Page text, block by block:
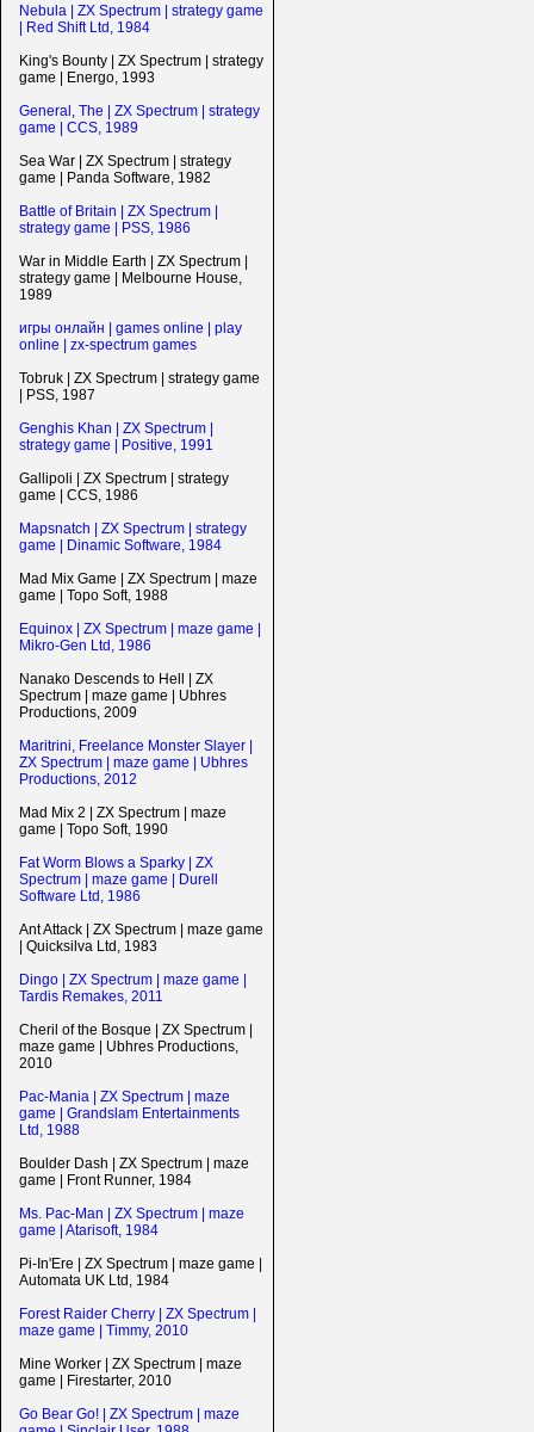
Nebula | ZX Spectrum | strategy game
| Red Shift Ltd, 1984
King's Bounty | ZX Spectrum | strategy
game | Energo, 1993
General, The | ZX Spectrum | strategy
game | CCS, 1989
Sea War | ZX Spectrum | strategy
game | Panda Software, 1982
Battle of Britain | ZX Spectrum |
strategy game | PSS, 1986
War in Middle Earth | ZX Spectrum |
strategy game | Melbourne House,
1989
игры онлайн | games online | play
online | zx-spectrum games
Tobruk | ZX Spectrum | strategy game
| PSS, 1987
Genghis Khan | ZX Spectrum |
strategy game | Positive, 1991
Gallipoli | ZX Spectrum | strategy
game | CCS, 1986
Mapsnatch | ZX Spectrum | strategy
game | Dinamic Software, 1984
Mad Mix Game | ZX Spectrum | maze
game | Topo Soft, 1988
Equinox | ZX Spectrum | maze game |
Mikro-Gen Ltd, 1986
Nanako Descends to Hell | ZX
Spectrum | maze game | Ubhres
Productions, 2009
Maritrini, Freelance Monster Slayer |
ZX Spectrum | maze game | Ubhres
Productions, 2012
Mad Mix 2 | ZX Spectrum | maze
game | Topo Soft, 1990
Fat Worm Blows a Sparky | ZX
Spectrum | maze game | Durell
Software Ltd, 1986
Ant Attack | ZX Spectrum | maze game
| Quicksilva Ltd, 1983
Dingo | ZX Spectrum | maze game |
Tardis Remakes, 2011
Cheril of the Bosque | ZX Spectrum |
maze game | Ubhres Productions,
2010
Pac-Mania | ZX Spectrum | maze
game | Grandslam Entertainments
Ltd, 1988
Boulder Dash | ZX Spectrum | maze
game | Front Runner, 1984
Ms. Pac-Man | ZX Spectrum | maze
game | Atarisoft, 1984
Pi-In'Ere | ZX Spectrum | maze game |
Automata UK Ltd, 1984
Forest Raider Cherry | ZX Spectrum |
maze game | Timmy, 2010
Mine Worker | ZX Spectrum | maze
game | Firestarter, 2010
Go Bear Go! | ZX Spectrum | maze